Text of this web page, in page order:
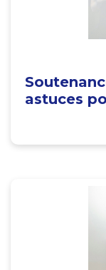
astuces